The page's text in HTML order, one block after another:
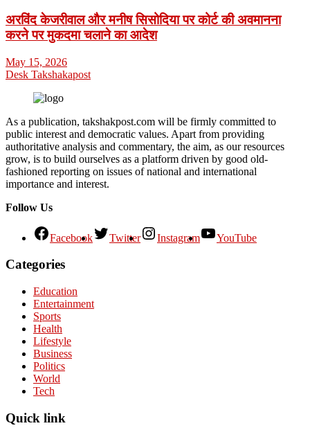
अरविंद केजरीवाल और मनीष सिसोदिया पर कोर्ट की अवमानना
करने पर मुकदमा चलाने का आदेश
May 15, 2026
Desk Takshakapost
As a publication, takshakpost.com will be firmly committed to
public interest and democratic values. Apart from providing
authoritative analysis and commentary, the aim, as our resources
grow, is to build ourselves as a platform driven by good old-
fashioned reporting on issues of national and international
importance and interest.
Follow Us
Facebook Twitter Instagram YouTube
Categories
Education
Entertainment
Sports
Health
Lifestyle
Business
Politics
World
Tech
Quick link